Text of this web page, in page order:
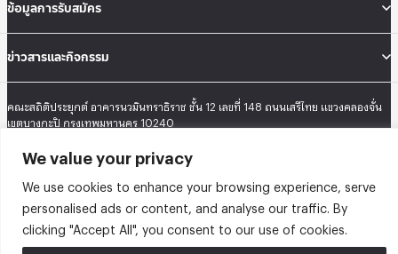
We value your privacy
We use cookies to enhance your browsing experience, serve
personalised ads or content, and analyse our traffic. By
clicking "Accept All", you consent to our use of cookies.
ข้อมูลการรับสมัคร
ข่าวสารและกิจกรรม
คณะสถิติประยุกต์ อาคารนวมินทราธิราช ชั้น 12 เลขที่ 148 ถนนเสรีไทย แขวงคลองจั่น
เขตบางกะปิ กรุงเทพมหานคร 10240
Fax: 02-374-4061
@2026 คณะสถิติประยุกต์ สถาบันบัณฑิตพัฒนบริหารศาสตร์ | Graduate School of
Applied Statistics . All rights reserved.